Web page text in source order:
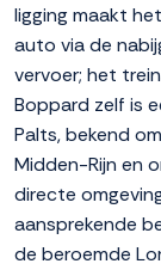
ligging maakt
auto via de
vervoer; het
Boppard zelf is
Palts, bekend
Midden-Rijn en
directe
aansprekende
de beroemde